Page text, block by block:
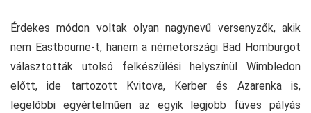
Érdekes módon voltak olyan nagynevű versenyzők, akik
nem Eastbourne-t, hanem a németországi Bad Homburgot
választották utolsó felkészülési helyszínül Wimbledon
előtt, ide tartozott Kvitova, Kerber és Azarenka is,
legelőbbi egyértelműen az egyik legjobb füves pályás